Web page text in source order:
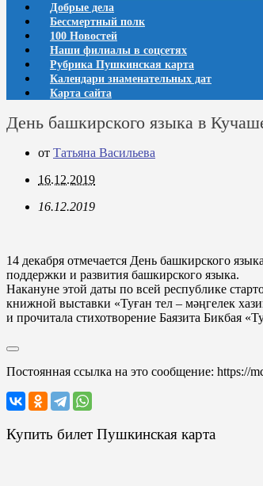
Добрые дела
Бессмертный полк
100 Новостей
Наши филиалы в соцсетях
Рубрика Пушкинская карта
Календари знаменательных дат
Карта сайта
День башкирского языка в
от Татьяна Васильева
16.12.2019
16.12.2019
14 декабря отмечается День башкирского
поддержки и развития башкирского языка.
Накануне этой даты по всей республике
книжной выставки «Туған тел – мәңгелек
и прочитала стихотворение Баязита Бикбая
Постоянная ссылка на это сообщение: https://
Купить билет Пушкинская карта